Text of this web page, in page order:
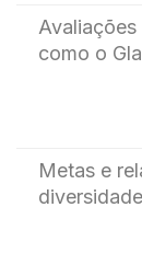
Avaliações
como o
Metas e